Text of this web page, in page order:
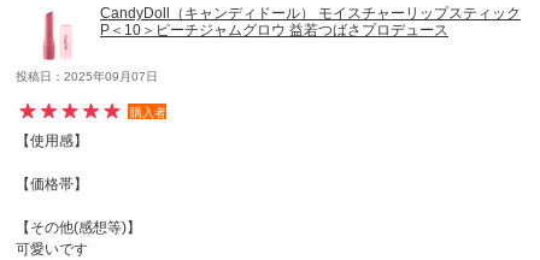
CandyDoll（キャンディドール） モイスチャーリップスティック
P＜10＞ピーチジャムグロウ 益若つばさプロデュース
投稿日：2025年09月07日
購入者
【使用感】
【価格帯】
【その他(感想等)】
可愛いです